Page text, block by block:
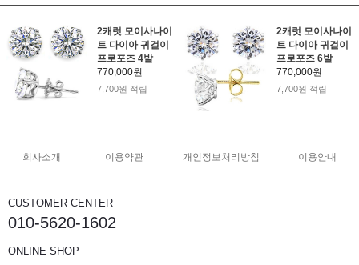
2캐럿 모이사나이
트 다이아 귀걸이
프로포즈 4발
770,000원
7,700원 적립
2캐럿 모이사나이
트 다이아 귀걸이
프로포즈 6발
770,000원
7,700원 적립
회사소개 이용약관 개인정보처리방침 이용안내
CUSTOMER CENTER
010-5620-1602
ONLINE SHOP